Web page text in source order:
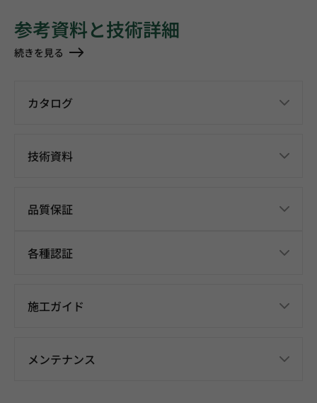
参考資料と技術詳細
続きを見る
カタログ
技術資料
品質保証
各種認証
施工ガイド
メンテナンス